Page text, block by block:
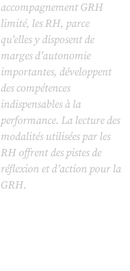
accompagnement GRH
limité, les RH, parce
qu’elles y disposent de
marges d’autonomie
importantes, développent
des compétences
indispensables à la
performance. La lecture des
modalités utilisées par les
RH offrent des pistes de
réflexion et d’action pour la
GRH.